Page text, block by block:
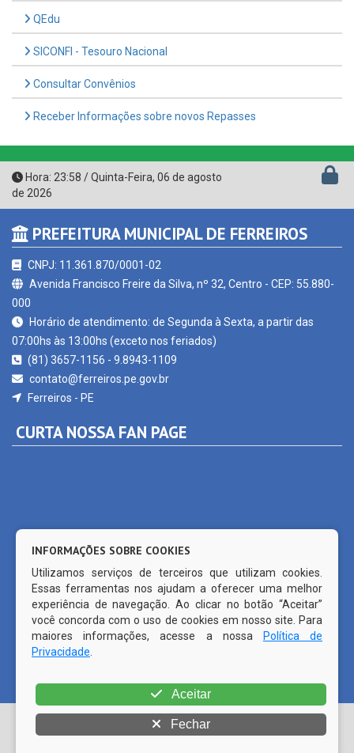
SICONFI - Tesouro Nacional
Consultar Convênios
Receber Informações sobre novos Repasses
Hora:23:58/Quinta-Feira,06 de agosto
de 2026
PREFEITURA MUNICIPAL DE FERREIROS
CNPJ: 11.361.870/0001-02
000
Horário de atendimento: de Segunda à Sexta, a partir das
contato@ferreiros.pe.gov.br
Ferreiros - PE
CURTA NOSSA FAN PAGE
© Copyright 2026 Prefeitura Municipal de Ferreiros | Todos os
direitos reservados | | CMS código aberto WordPress |
PRODATTA (81) 99515-1491
INFORMAÇÕES SOBRE COOKIES
Utilizamos serviços de terceiros que utilizam cookies.
Essas ferramentas nos ajudam a oferecer uma melhor
experiência de navegação. Ao clicar no botão “Aceitar”
você concorda com o uso de cookies em nosso site. Para
maiores informações, acesse a nossa
Política de
Privacidade
Aceitar
Fechar